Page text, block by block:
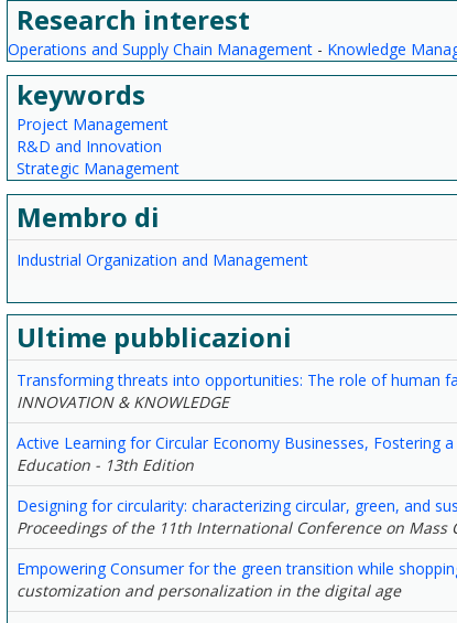
Research interest
Operations and Supply Chain Management- Knowledge
keywords
Project Management
R&D and Innovation
Strategic Management
Membro di
Industrial Organization and Management
Ultime pubblicazioni
Transforming threats into opportunities: The role of human
INNOVATION & KNOWLEDGE
Active Learning for Circular Economy Businesses, Fostering
Education - 13th Edition
Designing for circularity: characterizing circular, green, and
Proceedings of the 11th International Conference on Mass
Empowering Consumer for the green transition while
customization and personalization in the digital age